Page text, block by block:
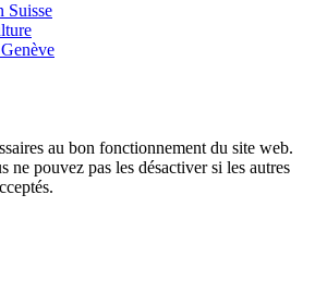
au bon fonctionnement du site web.
ne pouvez pas les désactiver si les autres